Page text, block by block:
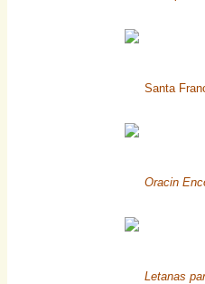
Santa
Oracin
Letanas